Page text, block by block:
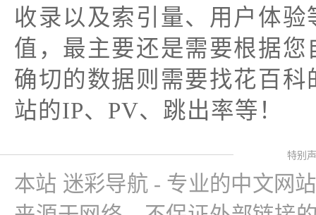
收录以及索引量、用户体
值，最主要还是需要根据
确切的数据则需要找花百
站的IP、PV、跳出率等！
特别
本站 迷彩导航 - 专业的中文网